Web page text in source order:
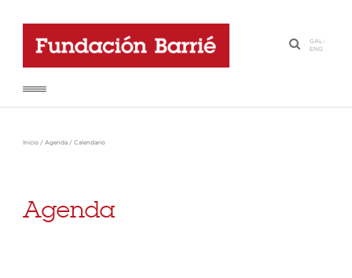
·
GAL-
ENG
Inicio / Agenda / Calendario
Agenda